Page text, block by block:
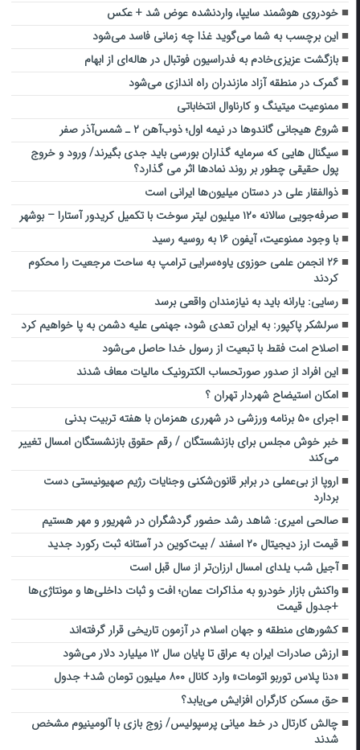
خودروی هوشمند سایپا، واردنشده عوض شد + عکس
این برچسب به شما می‌گوید غذا چه زمانی فاسد می‌شود
بازگشت عزیزی‌خادم به فدراسیون فوتبال در هاله‌ای از ابهام
گمرک در منطقه آزاد مازندران راه اندازی می‌شود
ممنوعیت میتینگ و کارناوال انتخاباتی
شروع هیجانی گاندوها در نیمه اول؛ ذوب‌آهن ۲ ـ شمس‌آذر صفر
سیگنال هایی که سرمایه گذاران بورسی باید جدی بگیرند/ ورود و خروج
پول حقیقی چطور بر روند نمادها اثر می گذارد؟
ذوالفقار علی در دستان میلیون‌ها ایرانی است
صرفه‌جویی سالانه ۱۲۰ میلیون لیتر سوخت با تکمیل کریدور آستارا – بوشهر
با وجود ممنوعیت، آیفون ۱۶ به روسیه رسید
۲۶ انجمن علمی حوزوی یاوه‌سرایی ترامپ به ساحت مرجعیت را محکوم
کردند
رسایی: یارانه‌ باید به نیازمندان واقعی برسد
سرلشکر پاکپور: به ایران تعدی شود، جهنمی علیه دشمن به پا خواهیم کرد
اصلاح امت فقط با تبعیت از رسول خدا حاصل می‌شود
این افراد از صدور صورتحساب الکترونیک مالیات معاف شدند
​امکان استیضاح شهردار تهران ؟
اجرای ۵۰ برنامه ورزشی در شهرری همزمان با هفته تربیت‌ بدنی
خبر خوش مجلس برای بازنشستگان / رقم حقوق بازنشستگان امسال تغییر
می‌کند
اروپا از بی‌عملی در برابر قانون‌شکنی وجنایات رژیم صهیونیستی دست
بردارد
صالحی امیری: شاهد رشد حضور گردشگران در شهریور و مهر هستیم
قیمت ارز دیجیتال ۲۰ اسفند / بیت‌کوین در آستانه ثبت رکورد جدید
آجیل شب یلدای امسال ارزان‌تر از سال قبل است
واکنش بازار خودرو به مذاکرات عمان؛ افت و ثبات داخلی‌ها و مونتاژی‌ها
+جدول قیمت
کشورهای منطقه و جهان اسلام در آزمون تاریخی قرار گرفته‌اند
ارزش صادرات ایران به عراق تا پایان سال ۱۲ میلیارد دلار می‌شود
«دنا پلاس توربو اتومات» وارد کانال ۸۰۰ میلیون تومان شد+ جدول
حق مسکن کارگران افزایش می‌یابد؟
چالش کارتال در خط میانی پرسپولیس/ زوج بازی با آلومینیوم مشخص
شدند